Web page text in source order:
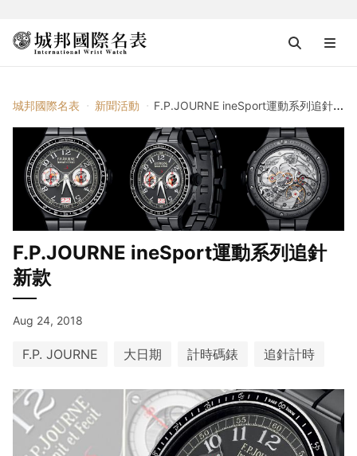
城邦國際名表 新聞活動 F.P.JOURNE ineSport運動系列追針新款
F.P.JOURNE ineSport運動系列追針
新款
Aug 24, 2018
F.P. JOURNE 大日期 計時碼錶 追針計時